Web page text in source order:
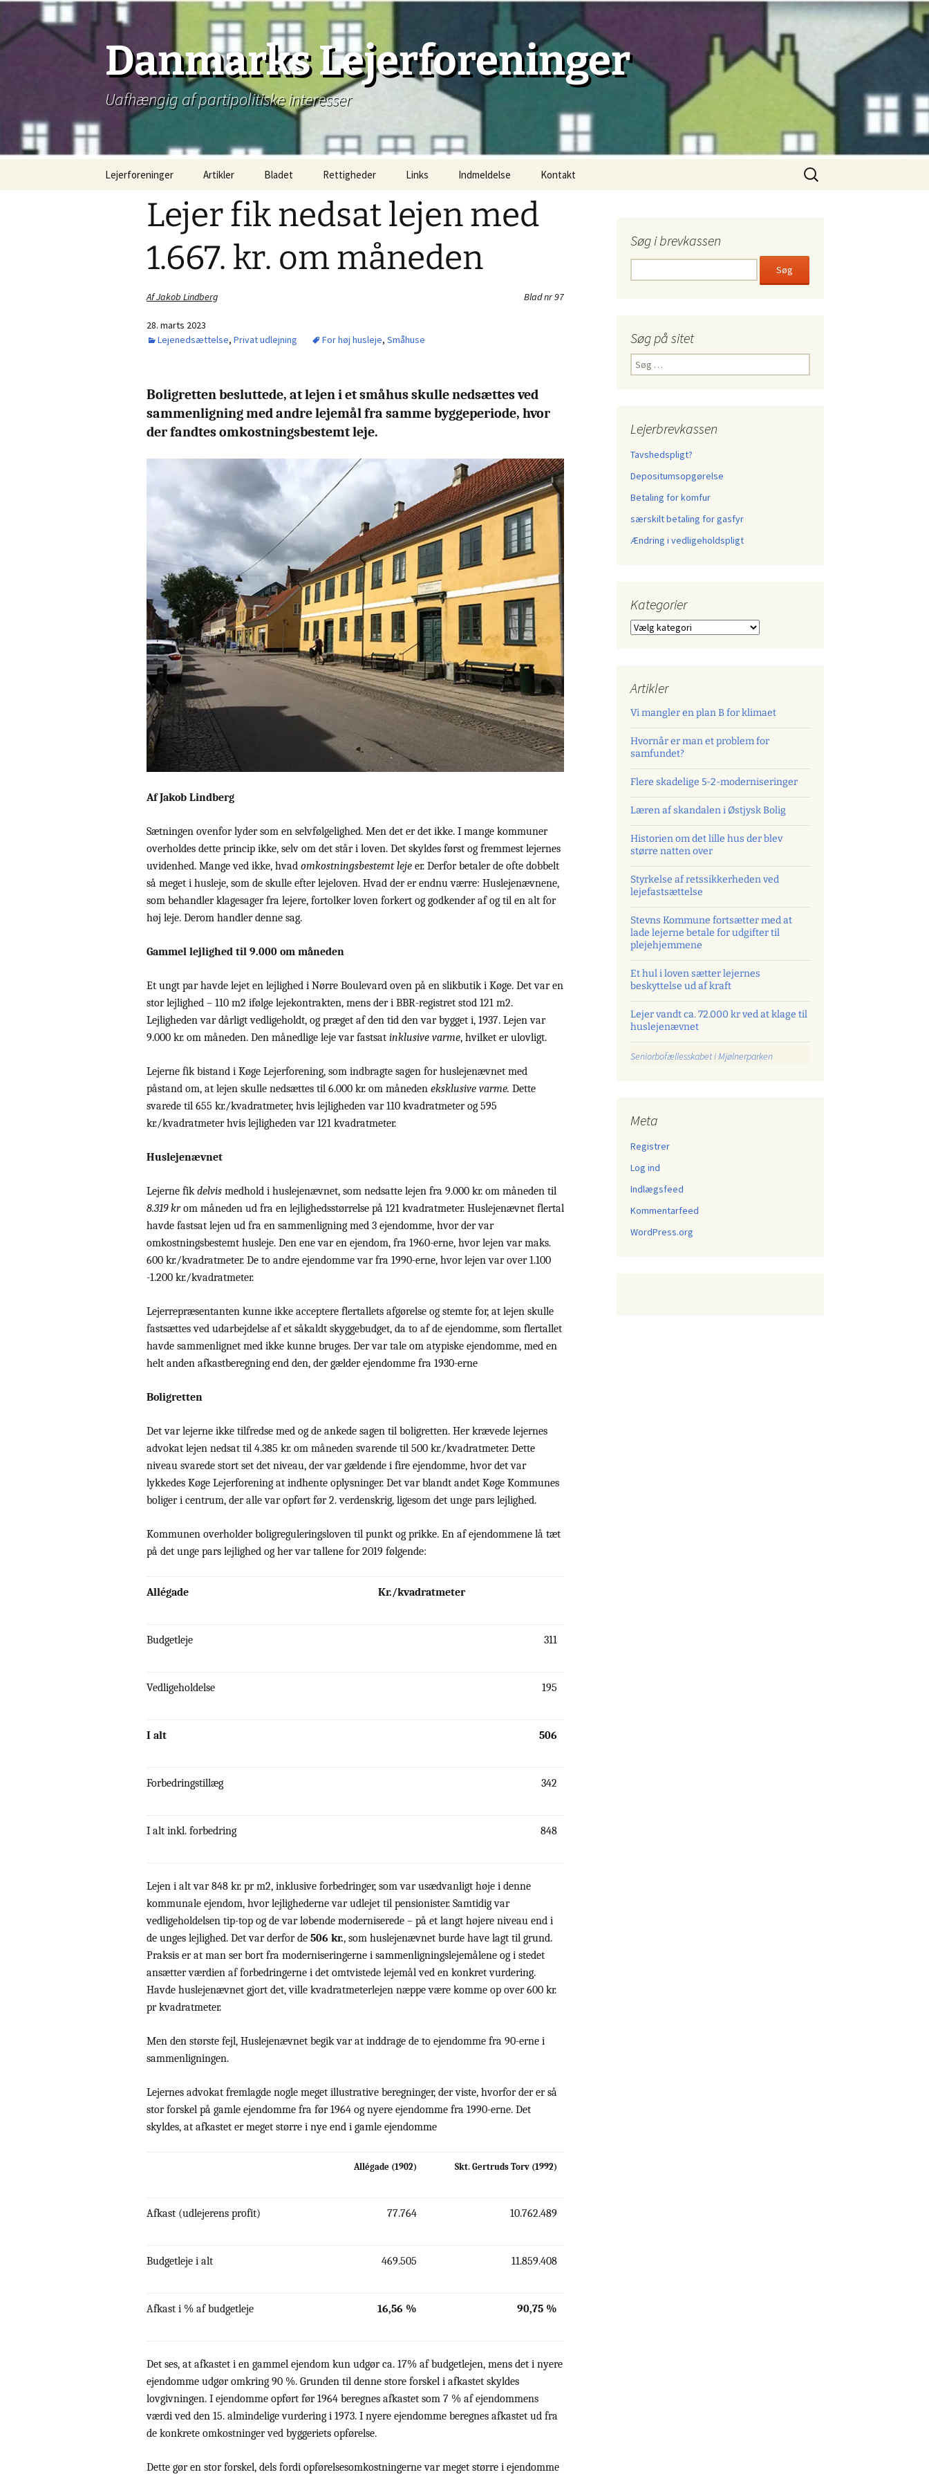
indhold
Danmarks Lejerforeninger
Uafhængig af partipolitiske interesser
Lejerforeninger Artikler Bladet Rettigheder
Lejemål, principielt
Lejemåls beståen
Links Indmeldelse Kontakt
Søg
efter:
Lejer fik nedsat lejen med
1.667. kr. om måneden
Af Jakob Lindberg Blad nr 97
28. marts 2023
Lejenedsættelse, Privat udlejning For høj husleje, Småhuse
Boligretten besluttede, at lejen i et småhus skulle nedsættes ved
sammenligning med andre lejemål fra samme byggeperiode, hvor
der fandtes omkostningsbestemt leje.
Af Jakob Lindberg
Sætningen ovenfor lyder som en selvfølgelighed. Men det er det ikke. I mange kommuner
overholdes dette princip ikke, selv om det står i loven. Det skyldes først og fremmest lejernes
uvidenhed. Mange ved ikke, hvad omkostningsbestemt leje er. Derfor betaler de ofte dobbelt
så meget i husleje, som de skulle efter lejeloven. Hvad der er endnu værre: Huslejenævnene,
som behandler klagesager fra lejere, fortolker loven forkert og godkender af og til en alt for
høj leje. Derom handler denne sag.
Gammel lejlighed til 9.000 om måneden
Et ungt par havde lejet en lejlighed i Nørre Boulevard oven på en slikbutik i Køge. Det var en
stor lejlighed – 110 m2 ifølge lejekontrakten, mens der i BBR-registret stod 121 m2.
Lejligheden var dårligt vedligeholdt, og præget af den tid den var bygget i, 1937. Lejen var
9.000 kr. om måneden. Den månedlige leje var fastsat inklusive varme, hvilket er ulovligt.
Lejerne fik bistand i Køge Lejerforening, som indbragte sagen for huslejenævnet med
påstand om, at lejen skulle nedsættes til 6.000 kr. om måneden eksklusive varme. Dette
svarede til 655 kr./kvadratmeter, hvis lejligheden var 110 kvadratmeter og 595
kr./kvadratmeter hvis lejligheden var 121 kvadratmeter.
Huslejenævnet
Lejerne fikdelvis medhold i huslejenævnet, som nedsatte lejen fra 9.000 kr. om måneden til
8.319 krom måneden ud fra en lejlighedsstørrelse på 121 kvadratmeter. Huslejenævnet flertal
havde fastsat lejen ud fra en sammenligning med 3 ejendomme, hvor der var
omkostningsbestemt husleje. Den ene var en ejendom, fra 1960-erne, hvor lejen var maks.
600 kr./kvadratmeter. De to andre ejendomme var fra 1990-erne, hvor lejen var over 1.100
-1.200 kr./kvadratmeter.
Lejerrepræsentanten kunne ikke acceptere flertallets afgørelse og stemte for, at lejen skulle
fastsættes ved udarbejdelse af et såkaldt skyggebudget, da to af de ejendomme, som flertallet
havde sammenlignet med ikke kunne bruges. Der var tale om atypiske ejendomme, med en
helt anden afkastberegning end den, der gælder ejendomme fra 1930-erne
Boligretten
Det var lejerne ikke tilfredse med og de ankede sagen til boligretten. Her krævede lejernes
advokat lejen nedsat til 4.385 kr. om måneden svarende til 500 kr./kvadratmeter. Dette
niveau svarede stort set det niveau, der var gældende i fire ejendomme, hvor det var
lykkedes Køge Lejerforening at indhente oplysninger. Det var blandt andet Køge Kommunes
boliger i centrum, der alle var opført før 2. verdenskrig, ligesom det unge pars lejlighed.
Kommunen overholder boligreguleringsloven til punkt og prikke. En af ejendommene lå tæt
på det unge pars lejlighed og her var tallene for 2019 følgende:
Allégade Kr./kvadratmeter
Budgetleje 311
Vedligeholdelse 195
I alt 506
Forbedringstillæg 342
I alt inkl. forbedring 848
Lejen i alt var 848 kr. pr m2, inklusive forbedringer, som var usædvanligt høje i denne
kommunale ejendom, hvor lejlighederne var udlejet til pensionister. Samtidig var
vedligeholdelsen tip-top og de var løbende moderniserede – på et langt højere niveau end i
de unges lejlighed. Det var derfor de 506 kr., som huslejenævnet burde have lagt til grund.
Praksis er at man ser bort fra moderniseringerne i sammenligningslejemålene og i stedet
ansætter værdien af forbedringerne i det omtvistede lejemål ved en konkret vurdering.
Havde huslejenævnet gjort det, ville kvadratmeterlejen næppe være komme op over 600 kr.
pr kvadratmeter.
Men den største fejl, Huslejenævnet begik var at inddrage de to ejendomme fra 90-erne i
sammenligningen.
Lejernes advokat fremlagde nogle meget illustrative beregninger, der viste, hvorfor der er så
stor forskel på gamle ejendomme fra før 1964 og nyere ejendomme fra 1990-erne. Det
skyldes, at afkastet er meget større i nye end i gamle ejendomme
Allégade (1902) Skt. Gertruds Torv (1992)
Afkast (udlejerens profit) 77.764 10.762.489
Budgetleje i alt 469.505 11.859.408
Afkast i % af budgetleje 16,56 % 90,75 %
Det ses, at afkastet i en gammel ejendom kun udgør ca. 17% af budgetlejen, mens det i nyere
ejendomme udgør omkring 90 %. Grunden til denne store forskel i afkastet skyldes
lovgivningen. I ejendomme opført før 1964 beregnes afkastet som 7 % af ejendommens
værdi ved den 15. almindelige vurdering i 1973. I nyere ejendomme beregnes afkastet ud fra
de konkrete omkostninger ved byggeriets opførelse.
Dette gør en stor forskel, dels fordi opførelsesomkostningerne var meget større i ejendomme
Søg i brevkassen
Søg på sitet
Søg
efter:
Lejerbrevkassen
Tavshedspligt?
Depositumsopgørelse
Betaling for komfur
særskilt betaling for gasfyr
Ændring i vedligeholdspligt
Kategorier
Kategorier
Artikler
Vi mangler en plan B for klimaet
Hvornår er man et problem for
samfundet?
Flere skadelige 5-2-moderniseringer
Læren af skandalen i Østjysk Bolig
Historien om det lille hus der blev
større natten over
Styrkelse af retssikkerheden ved
lejefastsættelse
Stevns Kommune fortsætter med at
lade lejerne betale for udgifter til
plejehjemmene
Et hul i loven sætter lejernes
beskyttelse ud af kraft
Lejer vandt ca. 72.000 kr ved at klage til
huslejenævnet
Seniorbofællesskabet i Mjølnerparken
Meta
Registrer
Log ind
Indlægsfeed
Kommentarfeed
WordPress.org